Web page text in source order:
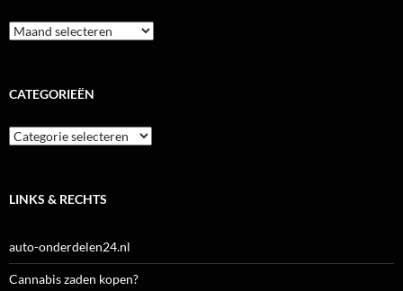
Archieven
CATEGORIEËN
Categorieën
LINKS & RECHTS
auto-onderdelen24.nl
Cannabis zaden kopen?